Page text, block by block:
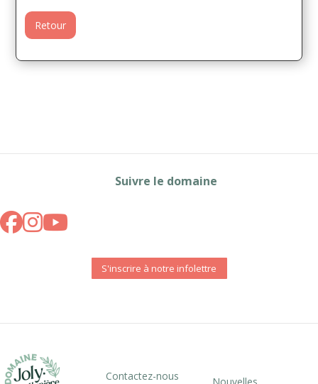
Retour
Suivre le domaine
S'inscrire à notre infolettre
Contactez-nous
Nouvelles